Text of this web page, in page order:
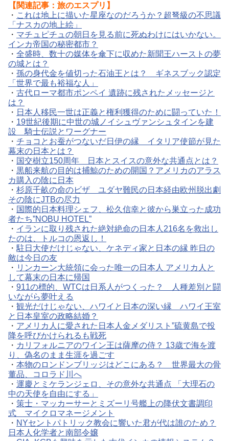
【関連記事：旅のエスプリ】
・ これは地上に描いた星座なのだろうか？超弩級の不思議
「ナスカの地上絵」
・ マチュピチュの朝日を見る前に死ぬわけにはいかない。
インカ帝国の秘密都市？
・ 全盛時、数十の媒体を傘下に収めた新聞王ハーストの夢
の城とは？
・ 孫の身代金を値切った石油王とは？ ギネスブック認定
「世界で最も裕福な人」
・ 古代ローマ都市ポンペイ 遺跡に残されたメッセージと
は？
・ 日本人移民一世は正義と権利獲得のために闘っていた！
・ 19世紀後期に中世の城ノイシュヴァンシュタインを建
設 騎士伝説とワーグナー
・ チョコとお蚕がつないだ日伊の縁 イタリア使節が見た
幕末の日本とは？
・ 国交樹立150周年 日本とスイスの意外な共通点とは？
・ 黒船来航の目的は捕鯨のための開国？アメリカのアラス
カ購入の陰に日本
・ 杉原千畝の命のビザ ユダヤ難民の日本経由欧州脱出劇
その陰にJTBの尽力
・ 国際的日本料理シェフ、松久信幸と彼から巣立った成功
者たち”NOBU HOTEL”
・ イランに取り残された絶対絶命の日本人216名を救出し
たのは、トルコの恩返し！
・ 駐日大使だけじゃない、ケネディ家と日本の縁 昨日の
敵は今日の友
・ リンカーン大統領に会った唯一の日本人 アメリカ人と
して幕末の日本に帰国
・ 911の標的、WTCは日系人がつくった？ 人種差別と闘
いながら夢叶える
・ 観光だけじゃない、ハワイと日本の深い縁 ハワイ王室
と日本皇室の政略結婚？
・ アメリカ人に愛された日本人金メダリスト”硫黄島で投
降を呼びかけられるも戦死
・ カリフォルニアのワイン王は薩摩の侍？ 13歳で海を渡
り、偽名のまま生涯を過ごす
・ 本物のロンドンブリッジはどこにある？ 世界最大の骨
董品、コロラド川へ
・ 運慶とミケランジェロ、その意外な共通点 「大理石の
中の天使を自由にする」
・ 策士・マッカーサーとミズーリ号艦上の降伏文書調印
式 マイクロマネージメント
・ NYセントパトリック教会に響いた君が代は誰のため？
日本人化学者と南部令嬢